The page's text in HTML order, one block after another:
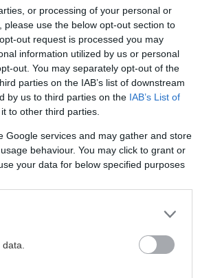
or processing of your personal or
use the below opt-out section to
out request is processed you may
information utilized by us or personal
out. You may separately opt-out of the
parties on the IAB’s list of downstream
by us to third parties on the IAB’s List of
to other third parties.
Google services and may gather and store
behaviour. You may click to grant or
your data for below specified purposes